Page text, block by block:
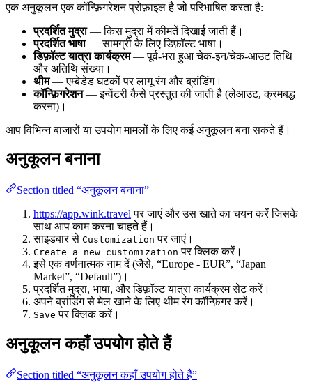
एक अनुकूलन एक कॉन्फ़िगरेशन प्रोफ़ाइल है जो परिभाषित करता है:
प्रदर्शित मुद्रा— किस मुद्रा में कीमतें दिखाई जाती हैं।
प्रदर्शित भाषा— सामग्री के लिए डिफ़ॉल्ट भाषा।
डिफ़ॉल्ट यात्रा कार्यक्रम— पूर्व-भरा हुआ चेक-इन/चेक-आउट तिथि
और अतिथि संख्या।
थीम— एम्बेडेड घटकों पर लागू रंग और ब्रांडिंग।
कॉन्फ़िगरेशन— इन्वेंटरी कैसे प्रस्तुत की जाती है (लेआउट, क्रमबद्ध
करना)।
आप विभिन्न बाजारों या उपयोग मामलों के लिए कई अनुकूलन बना सकते हैं।
अनुकूलन बनाना
Section titled “अनुकूलन बनाना”
https://app.wink.travel पर जाएं और उस खाते का चयन करें जिसके
साथ आप काम करना चाहते हैं।
साइडबार से Customization पर जाएं।
Create a new customization पर क्लिक करें।
इसे एक वर्णनात्मक नाम दें (जैसे, “Europe - EUR”, “Japan
Market”, “Default”)।
प्रदर्शित मुद्रा, भाषा, और डिफ़ॉल्ट यात्रा कार्यक्रम सेट करें।
अपने ब्रांडिंग से मेल खाने के लिए थीम रंग कॉन्फ़िगर करें।
Save पर क्लिक करें।
अनुकूलन कहाँ उपयोग होते हैं
Section titled “अनुकूलन कहाँ उपयोग होते हैं”